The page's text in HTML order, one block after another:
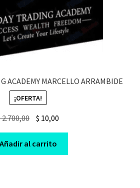
ACADEMY MARCELLO ARRAMBIDE
¡OFERTA!
2.700,00
Original
price
was:
$ 2.700,00.
$ 10,00Current
price
$ 10,00.
Añadir al carrito